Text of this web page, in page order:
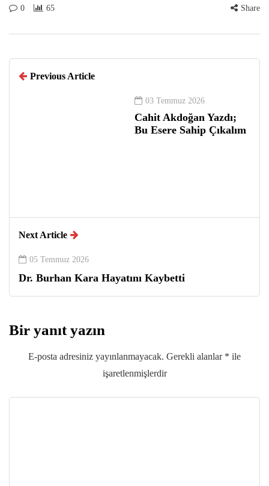
0 65 Share
Previous Article
03 Temmuz 2026
Cahit Akdoğan Yazdı;
Bu Esere Sahip Çıkalım
Next Article
05 Temmuz 2026
Dr. Burhan Kara Hayatını Kaybetti
Bir yanıt yazın
E-posta adresiniz yayınlanmayacak. Gerekli alanlar * ile
işaretlenmişlerdir